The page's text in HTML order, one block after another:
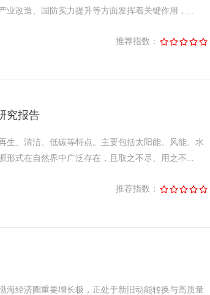
业改造、国防实力提升等方面发挥着关键作用，...
推荐指数：
究报告
生、清洁、低碳等特点。主要包括太阳能、风能、水
形式在自然界中广泛存在，且取之不尽、用之不...
推荐指数：
海经济圈重要增长极，正处于新旧动能转换与高质量